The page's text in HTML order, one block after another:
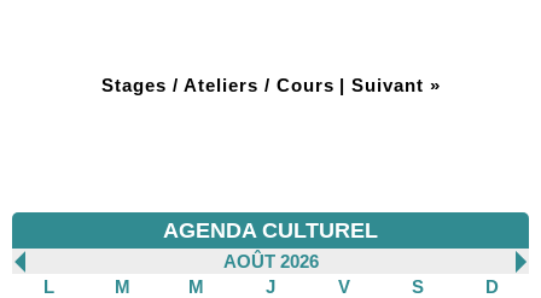
Stages / Ateliers / Cours | Suivant »
AGENDA CULTUREL
AOÛT 2026
L
M M J V S
D